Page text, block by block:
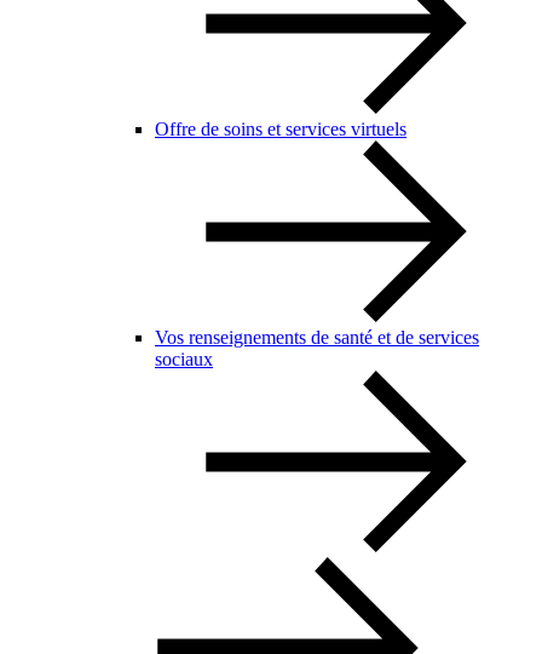
Offre de soins et services virtuels
Vos renseignements de santé et de services
sociaux